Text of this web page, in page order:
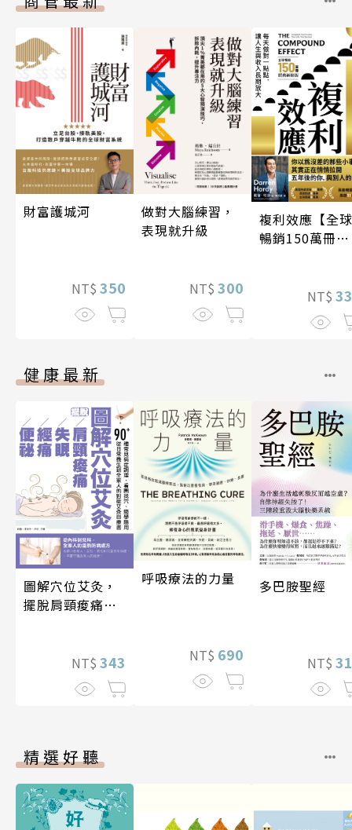
財富護城河
NT$ 350
做對大腦練習，
表現就升級
NT$ 300
複利效應【全球
暢銷150萬冊・
NT$
健康最新
圖解穴位艾灸，
擺脫肩頸痠痛、
NT$ 343
呼吸療法的力量
NT$ 690
多巴胺聖經
NT$
精選好聽